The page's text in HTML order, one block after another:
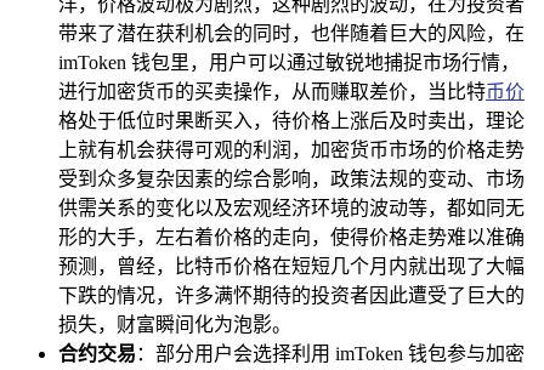
带来了潜在获利机会的同时，也伴随着巨大的风险，在
imToken 钱包里，用户可以通过敏锐地捕捉市场行情，
进行加密货币的买卖操作，从而赚取差价，当比特币价
格处于低位时果断买入，待价格上涨后及时卖出，理论
上就有机会获得可观的利润，加密货币市场的价格走势
受到众多复杂因素的综合影响，政策法规的变动、市场
供需关系的变化以及宏观经济环境的波动等，都如同无
形的大手，左右着价格的走向，使得价格走势难以准确
预测，曾经，比特币价格在短短几个月内就出现了大幅
下跌的情况，许多满怀期待的投资者因此遭受了巨大的
损失，财富瞬间化为泡影。
合约交易 ：部分用户会选择利用 imToken 钱包参与加密